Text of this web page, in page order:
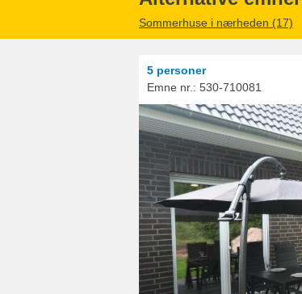
Sommerhuse i nærheden (17)
5 personer
Emne nr.: 530-710081